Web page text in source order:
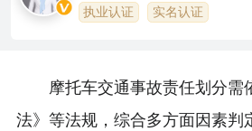
执业认证 实名认证
摩托车交通事故责任划分需
法》等法规，综合多方面因素判